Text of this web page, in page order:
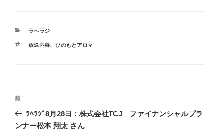
カ
ゴ
ラヘラジ
タ
放送内容、 ひのもとアロマ
投
ナ
前
の
投
前
ﾗﾍﾗｼﾞ8月28日：株式会社TCJ ファイナンシャルプラ
ンナー松本 翔太 さん